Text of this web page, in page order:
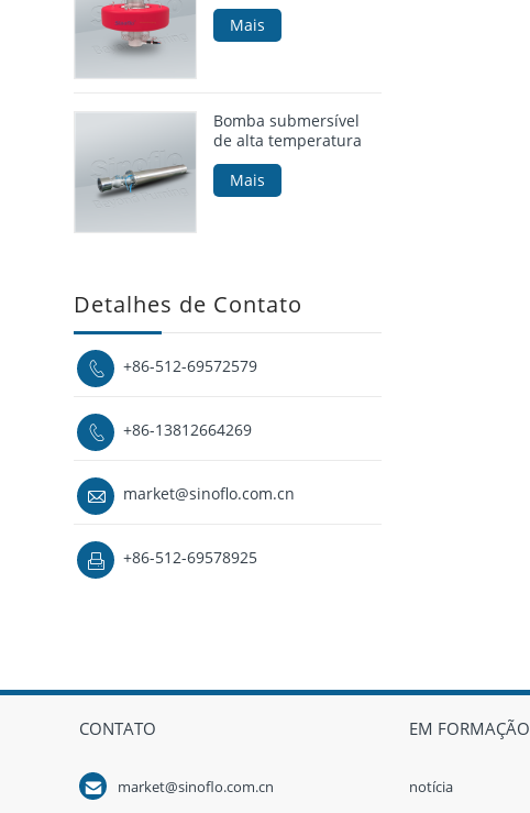
Mais
Bomba submersível
de alta temperatura
Mais
Detalhes de Contato
 +86-512-69572579
 +86-13812664269
 market@sinoflo.com.cn
 +86-512-69578925
CONTATO
 market@sinoflo.com.cn
EM FORMAÇÃO
notícia